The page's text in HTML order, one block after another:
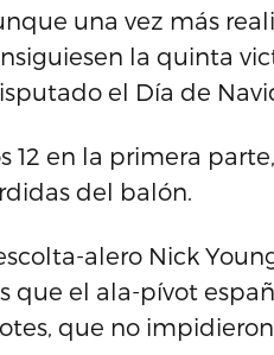
una vez más
la quinta
el Día de
12 en la primera
del balón.
alero Nick
que el ala-pívot
que no